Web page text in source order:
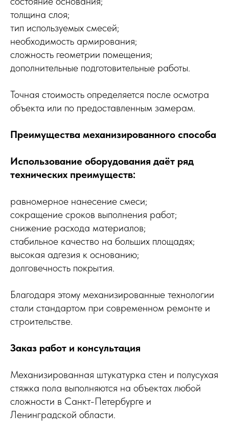
толщина слоя;
тип используемых смесей;
необходимость армирования;
сложность геометрии помещения;
дополнительные подготовительные работы.
Точная стоимость определяется после осмотра
объекта или по предоставленным замерам.
Преимущества механизированного способа
Использование оборудования даёт ряд
технических преимуществ:
равномерное нанесение смеси;
сокращение сроков выполнения работ;
снижение расхода материалов;
стабильное качество на больших площадях;
высокая адгезия к основанию;
долговечность покрытия.
Благодаря этому механизированные технологии
стали стандартом при современном ремонте и
строительстве.
Заказ работ и консультация
Механизированная штукатурка стен и полусухая
стяжка пола выполняются на объектах любой
сложности в Санкт-Петербурге и
Ленинградской области.